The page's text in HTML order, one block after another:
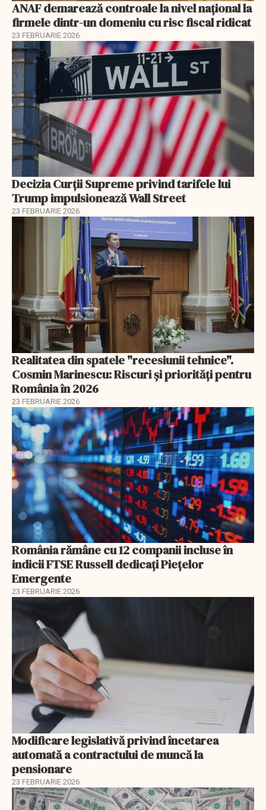
ANAF demarează controale la nivel naţional la
firmele dintr-un domeniu cu risc fiscal ridicat
23 FEBRUARIE 2026
Decizia Curții Supreme privind tarifele lui
Trump impulsionează Wall Street
23 FEBRUARIE 2026
Realitatea din spatele "recesiunii tehnice".
Cosmin Marinescu: Riscuri și priorități pentru
România în 2026
23 FEBRUARIE 2026
România rămâne cu 12 companii incluse în
indicii FTSE Russell dedicați Piețelor
Emergente
23 FEBRUARIE 2026
Modificare legislativă privind încetarea
automată a contractului de muncă la
pensionare
23 FEBRUARIE 2026